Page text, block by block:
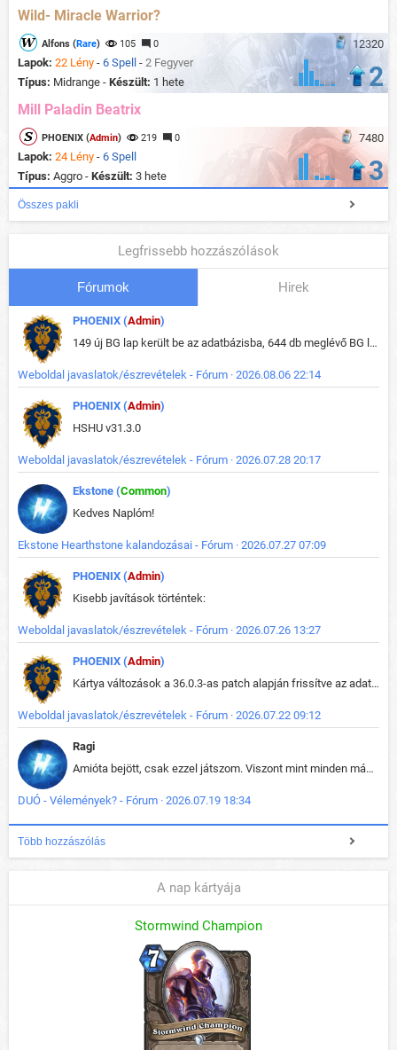
Wild- Miracle Warrior?
12320
Alfons (Rare) 105 0
Lapok: 22 Lény - 6 Spell - 2 Fegyver
Típus: Midrange - Készült: 1 hete 2
Mill Paladin Beatrix
7480
PHOENIX (Admin) 219 0
Lapok: 24 Lény - 6 Spell
Típus: Aggro - Készült: 3 hete 3
Összes pakli
Legfrissebb hozzászólások
Fórumok Hirek
PHOENIX (Admin)
149 új BG lap került be az adatbázisba, 644 db meglévő BG lap módosult, bekerültek az új képek a megváltozott lapokhoz is.
Weboldal javaslatok/észrevételek - Fórum · 2026.08.06 22:14
PHOENIX (Admin)
HSHU v31.3.0
Weboldal javaslatok/észrevételek - Fórum · 2026.07.28 20:17
Ekstone (Common)
Kedves Naplóm!
Ekstone Hearthstone kalandozásai - Fórum · 2026.07.27 07:09
PHOENIX (Admin)
Kisebb javítások történtek:
Weboldal javaslatok/észrevételek - Fórum · 2026.07.26 13:27
PHOENIX (Admin)
Kártya változások a 36.0.3-as patch alapján frissítve az adatbázisban (képek is cserélve).
Weboldal javaslatok/észrevételek - Fórum · 2026.07.22 09:12
Ragi
Amióta bejött, csak ezzel játszom. Viszont mint minden más - akár az alapjáték is, ez is baromira összetett lett. Néha már pár kör után is esélytelen az egész. Vagy irreállisan túltápol valaki, vagy lelép a partner, vagy csak hülye mint a segg. És amikor eljönne az én időm, na akkor jön el mindenki másé is. Engem jobban érdekelne, hogy ki milyen ratingen szokott játszani. Na ez lenne egy érdekes adat.
DUÓ - Vélemények? - Fórum · 2026.07.19 18:34
Több hozzászólás
A nap kártyája
Stormwind Champion